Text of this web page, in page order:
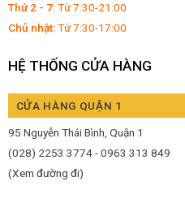
Thứ 2 - 7:Từ 7:30-21:00
Chủ nhật:Từ 7:30-17:00
HỆ THỐNG CỬA HÀNG
CỬA HÀNG QUẬN 1
95 Nguyễn Thái Bình, Quận 1
(028) 2253 3774 - 0963 313 849
(Xem đường đi)